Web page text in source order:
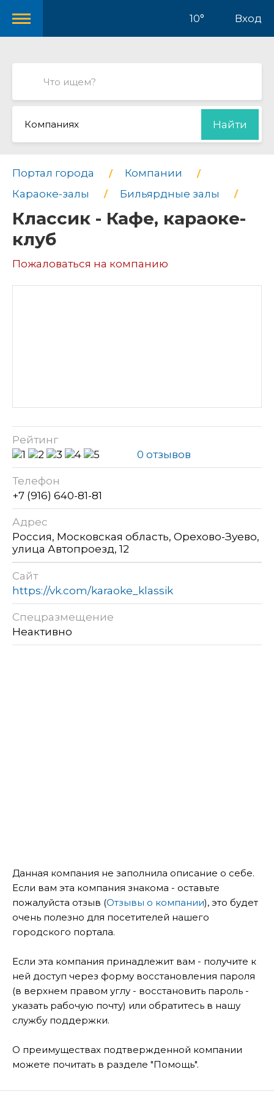
10° Вход
Компаниях Найти
Портал города
Компании
Караоке-залы
Бильярдные залы
Классик - Кафе, караоке-
клуб
Пожаловаться на компанию
Рейтинг
0 отзывов
Телефон
+7 (916) 640-81-81
Адрес
Россия, Московская область, Орехово-Зуево,
улица Автопроезд, 12
Сайт
https://vk.com/karaoke_klassik
Спецразмещение
Неактивно
Данная компания не заполнила описание о себе.
Если вам эта компания знакома - оставьте
пожалуйста отзыв (Отзывы о компании), это будет
очень полезно для посетителей нашего
городского портала.
Если эта компания принадлежит вам - получите к
ней доступ через форму восстановления пароля
(в верхнем правом углу - восстановить пароль -
указать рабочую почту) или обратитесь в нашу
службу поддержки.
О преимуществах подтвержденной компании
можете почитать в разделе "Помощь".